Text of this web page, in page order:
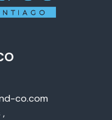
co.com
,